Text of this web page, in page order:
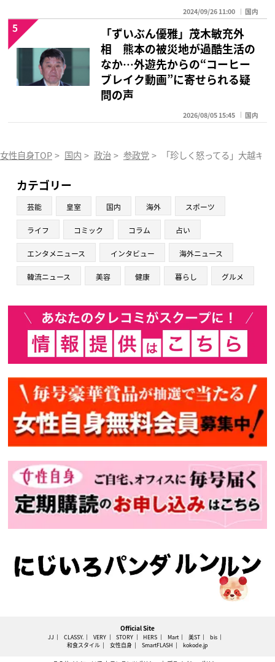
2024/09/26 11:00 国内
「ずいぶん優雅」茂木敏充外
相 熊本の被災地が過酷生活の
なか…外遊先からの“コーヒー
ブレイク動画”に寄せられる疑
問の声
2026/08/05 15:45 国内
5
女性自身TOP > 国内 > 政治 > 参政党 > 「珍しく怒ってる」大越キ
カテゴリー
芸能 皇室 国内 海外 スポーツ
ライフ コミック コラム 占い
エンタメニュース インタビュー 海外ニュース
韓流ニュース 美容 健康 暮らし グルメ
Official Site
JJ CLASSY. VERY STORY HERS Mart 美ST
bis
和食スタイル
女性自身 SmartFLASH kokode.jp